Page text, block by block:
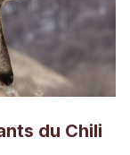
du Chili